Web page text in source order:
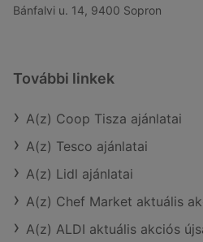
Bánfalvi u. 14, 9400 Sopron
További linkek
A(z) Coop Tisza ajánlatai
A(z) Tesco ajánlatai
A(z) Lidl ajánlatai
A(z) Chef Market aktuális
A(z) ALDI aktuális akciós